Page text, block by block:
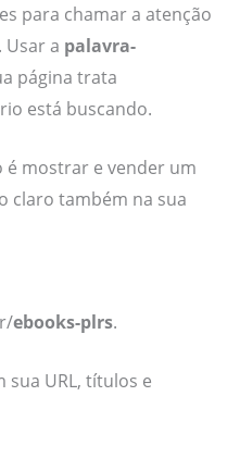
para chamar a atenção
Usar a palavra-
página trata
está buscando.
é mostrar e vender um
claro também na sua
ebooks-plrs.
sua URL, títulos e